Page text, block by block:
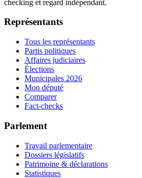
checking et regard indépendant.
Représentants
Tous les représentants
Partis politiques
Affaires judiciaires
Élections
Municipales 2026
Mon député
Comparer
Fact-checks
Parlement
Travail parlementaire
Dossiers législatifs
Patrimoine & déclarations
Statistiques